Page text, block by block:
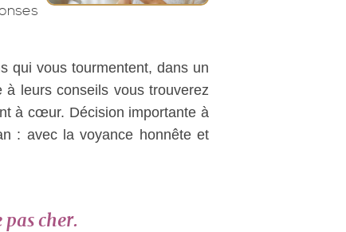
qui vous tourmentent, dans un
leurs conseils vous trouverez
à cœur. Décision importante à
: avec la voyance honnête et
cher.